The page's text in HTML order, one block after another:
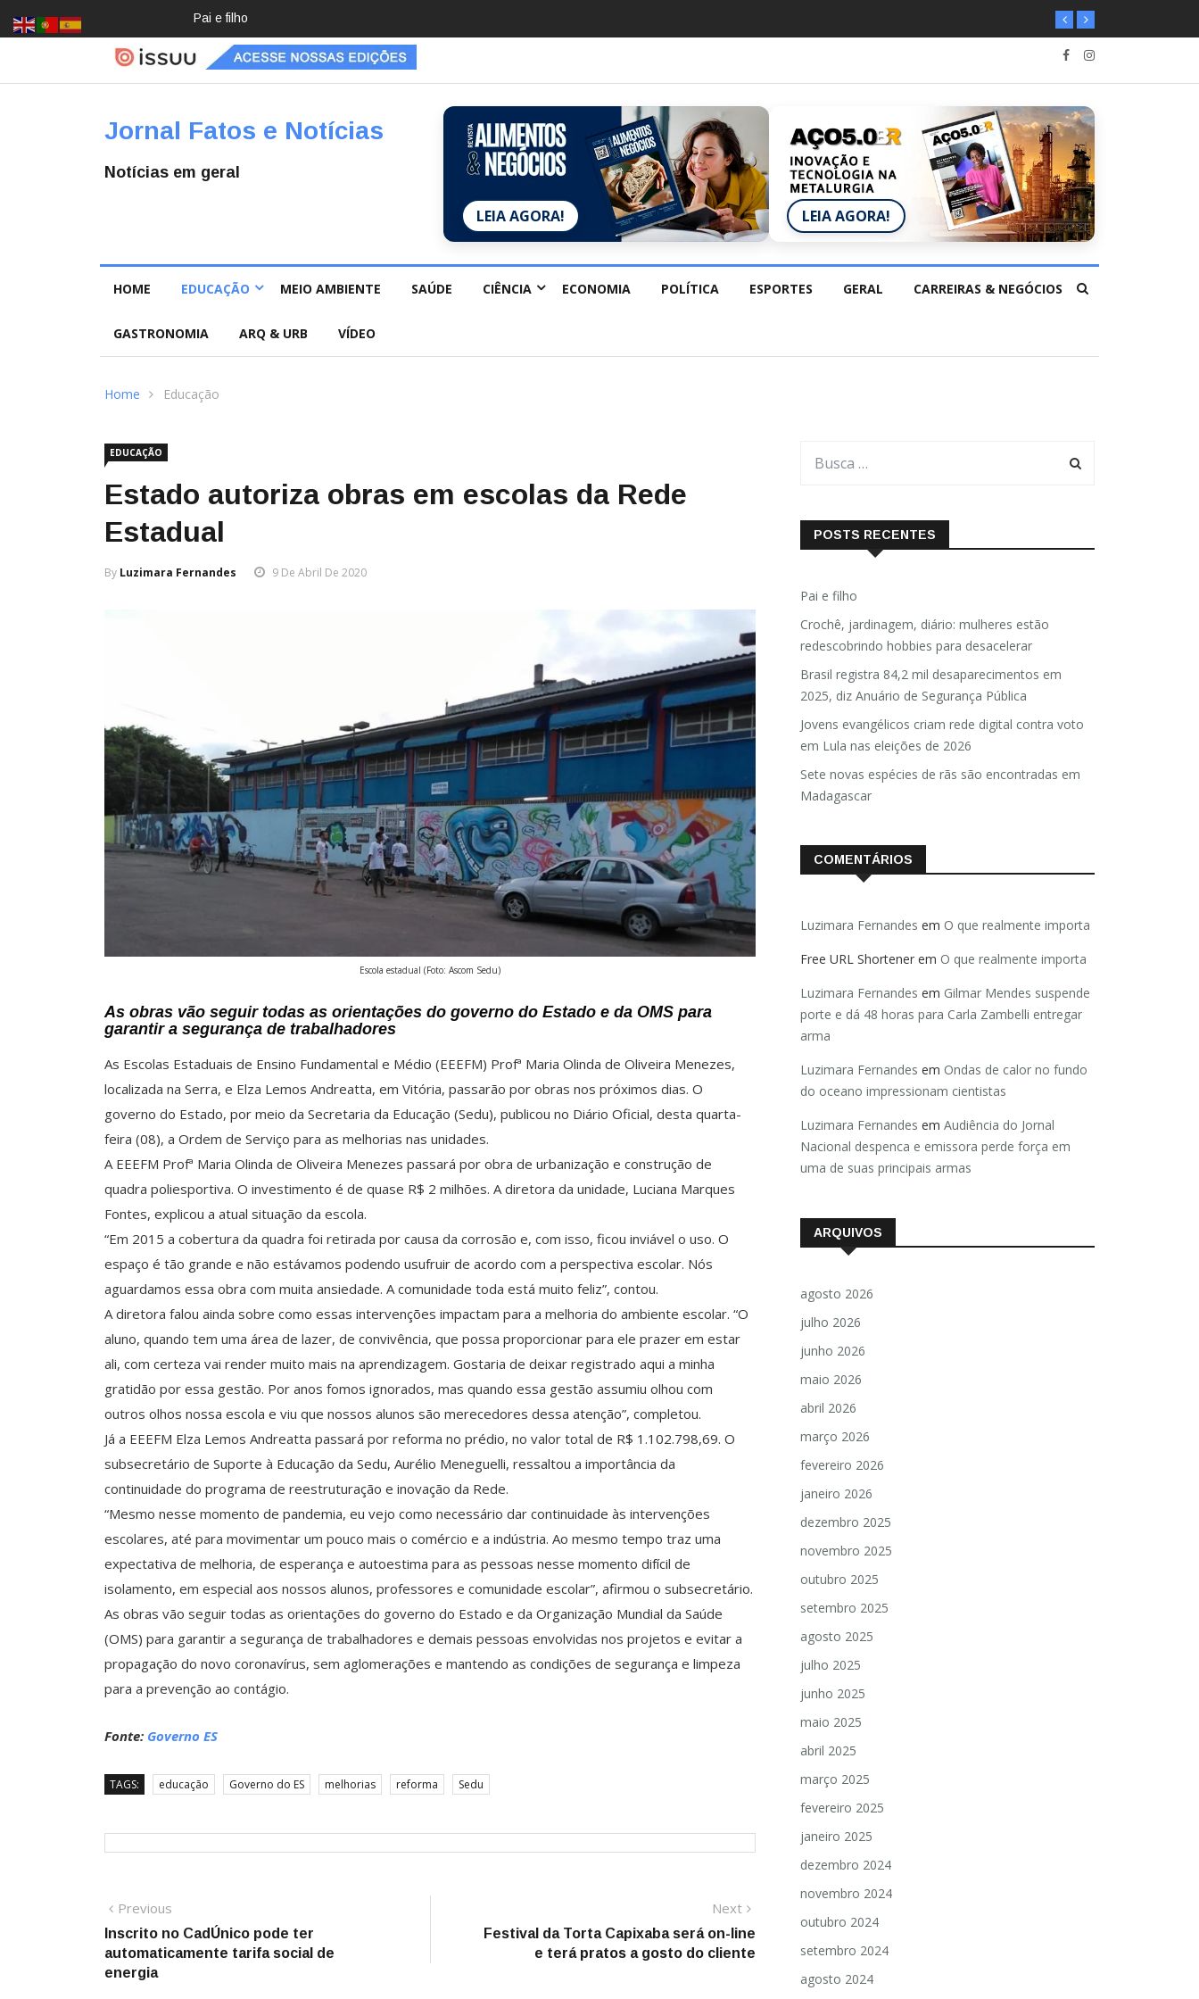
Crochê, jardinagem, diário: mulheres estão redescobrindo hobbies para desacelerar
Jornal Fatos e Notícias
Notícias em geral
LEIA AGORA! LEIA AGORA!
HOME EDUCAÇÃO MEIO AMBIENTE SAÚDE CIÊNCIA ECONOMIA POLÍTICA ESPORTES GERAL CARREIRAS & NEGÓCIOS
GASTRONOMIA ARQ & URB VÍDEO
Home Educação
EDUCAÇÃO
Estado autoriza obras em escolas da Rede
Estadual
By Luzimara Fernandes 9 De Abril De 2020
Escola estadual (Foto: Ascom Sedu)
As obras vão seguir todas as orientações do governo do Estado e da OMS para
garantir a segurança de trabalhadores
As Escolas Estaduais de Ensino Fundamental e Médio (EEEFM) Profª Maria Olinda de Oliveira Menezes,
localizada na Serra, e Elza Lemos Andreatta, em Vitória, passarão por obras nos próximos dias. O
governo do Estado, por meio da Secretaria da Educação (Sedu), publicou no Diário Oficial, desta quarta-
feira (08), a Ordem de Serviço para as melhorias nas unidades.
A EEEFM Profª Maria Olinda de Oliveira Menezes passará por obra de urbanização e construção de
quadra poliesportiva. O investimento é de quase R$ 2 milhões. A diretora da unidade, Luciana Marques
Fontes, explicou a atual situação da escola.
“Em 2015 a cobertura da quadra foi retirada por causa da corrosão e, com isso, ficou inviável o uso. O
espaço é tão grande e não estávamos podendo usufruir de acordo com a perspectiva escolar. Nós
aguardamos essa obra com muita ansiedade. A comunidade toda está muito feliz”, contou.
A diretora falou ainda sobre como essas intervenções impactam para a melhoria do ambiente escolar. “O
aluno, quando tem uma área de lazer, de convivência, que possa proporcionar para ele prazer em estar
ali, com certeza vai render muito mais na aprendizagem. Gostaria de deixar registrado aqui a minha
gratidão por essa gestão. Por anos fomos ignorados, mas quando essa gestão assumiu olhou com
outros olhos nossa escola e viu que nossos alunos são merecedores dessa atenção”, completou.
Já a EEEFM Elza Lemos Andreatta passará por reforma no prédio, no valor total de R$ 1.102.798,69. O
subsecretário de Suporte à Educação da Sedu, Aurélio Meneguelli, ressaltou a importância da
continuidade do programa de reestruturação e inovação da Rede.
“Mesmo nesse momento de pandemia, eu vejo como necessário dar continuidade às intervenções
escolares, até para movimentar um pouco mais o comércio e a indústria. Ao mesmo tempo traz uma
expectativa de melhoria, de esperança e autoestima para as pessoas nesse momento difícil de
isolamento, em especial aos nossos alunos, professores e comunidade escolar”, afirmou o subsecretário.
As obras vão seguir todas as orientações do governo do Estado e da Organização Mundial da Saúde
(OMS) para garantir a segurança de trabalhadores e demais pessoas envolvidas nos projetos e evitar a
propagação do novo coronavírus, sem aglomerações e mantendo as condições de segurança e limpeza
para a prevenção ao contágio.
Fonte: Governo ES
TAGS: educação Governo do ES melhorias reforma Sedu
Navegação
de
Post
Previous
post:
Inscrito no CadÚnico pode ter
automaticamente tarifa social de
energia
Next
Festival da Torta Capixaba será on-line
e terá pratos a gosto do cliente
POSTS RECENTES
Pai e filho
Crochê, jardinagem, diário: mulheres estão
redescobrindo hobbies para desacelerar
Brasil registra 84,2 mil desaparecimentos em
2025, diz Anuário de Segurança Pública
Jovens evangélicos criam rede digital contra voto
em Lula nas eleições de 2026
Sete novas espécies de rãs são encontradas em
Madagascar
COMENTÁRIOS
Luzimara Fernandes em O que realmente importa
Free URL Shortener em O que realmente importa
Luzimara Fernandes em Gilmar Mendes suspende
porte e dá 48 horas para Carla Zambelli entregar
arma
Luzimara Fernandes em Ondas de calor no fundo
do oceano impressionam cientistas
Luzimara Fernandes em Audiência do Jornal
Nacional despenca e emissora perde força em
uma de suas principais armas
ARQUIVOS
agosto 2026
julho 2026
junho 2026
maio 2026
abril 2026
março 2026
fevereiro 2026
janeiro 2026
dezembro 2025
novembro 2025
outubro 2025
setembro 2025
agosto 2025
julho 2025
junho 2025
maio 2025
abril 2025
março 2025
fevereiro 2025
janeiro 2025
dezembro 2024
novembro 2024
outubro 2024
setembro 2024
agosto 2024